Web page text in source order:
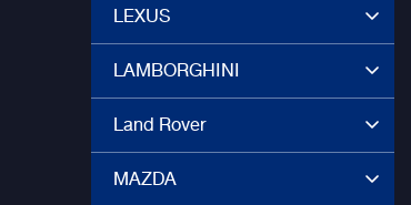
LEXUS
LAMBORGHINI
Land Rover
MAZDA